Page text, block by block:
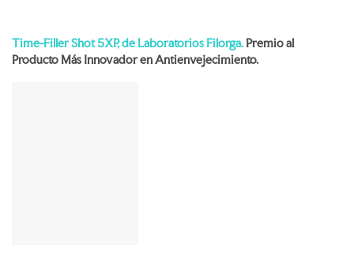
Time-Filler Shot 5XP, de Laboratorios Filorga. Premio al
Producto Más Innovador en Antienvejecimiento.